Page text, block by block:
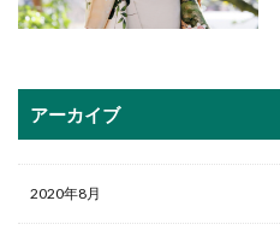
アーカイブ
2020年8月